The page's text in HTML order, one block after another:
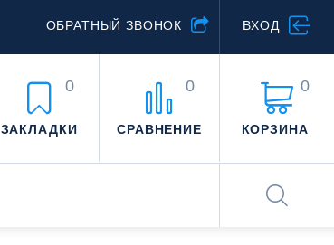
ВХОД
ОБРАТНЫЙ ЗВОНОК
КОРЗИНА
0
ЗАКЛАДКИ
0
СРАВНЕНИЕ
0